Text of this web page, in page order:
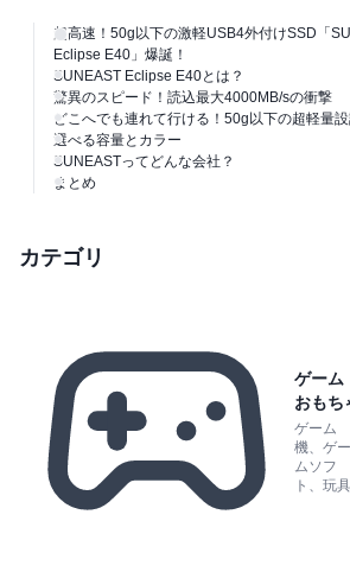
超高速！50g以下の激軽USB4外付けSSD「
Eclipse E40」爆誕！
SUNEAST Eclipse E40とは？
驚異のスピード！読込最大4000MB/sの衝撃
どこへでも連れて行ける！50g以下の超軽量
選べる容量とカラー
SUNEASTってどんな会社？
まとめ
カテゴリ
ゲーム
おもち
ゲーム
機、ゲー
ムソフ
ト、玩具